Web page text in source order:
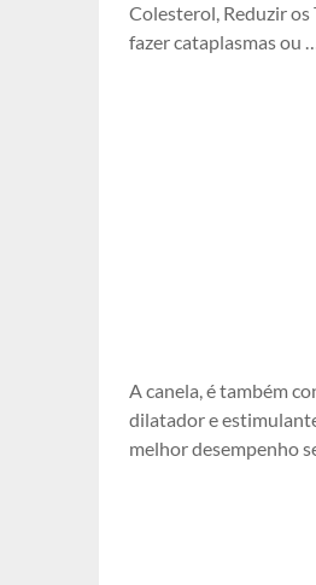
Colesterol, Reduzir os
fazer cataplasmas ou
A canela, é também
dilatador e
melhor desempenho